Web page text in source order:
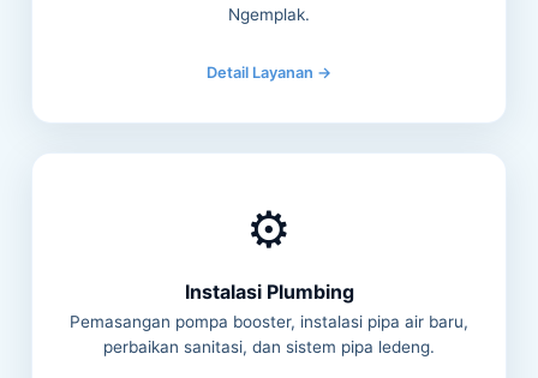
Ngemplak.
Detail Layanan →
⚙️
Instalasi Plumbing
Pemasangan pompa booster, instalasi pipa air baru,
perbaikan sanitasi, dan sistem pipa ledeng.